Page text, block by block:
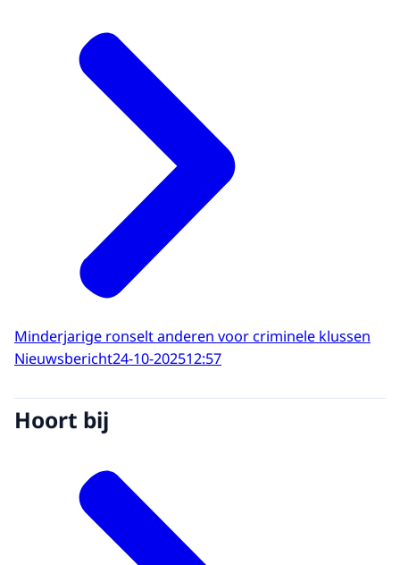
Minderjarige ronselt anderen voor criminele klussen
Nieuwsbericht24-10-202512:57
Hoort bij